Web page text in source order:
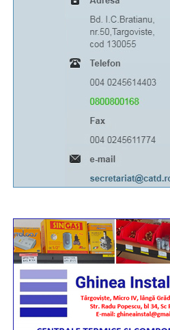
Având în vedere toate
afectați să manifeste
bunăvoință”, a transmis pr.
Ghibanu – vicar eparhial al